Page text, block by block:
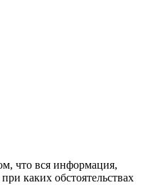
что вся информация,
каких обстоятельствах